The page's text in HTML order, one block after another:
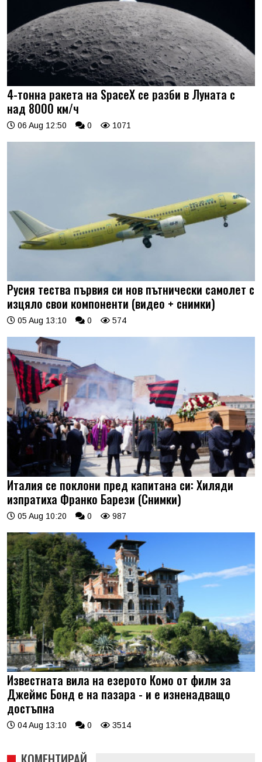
4-тонна ракета на SpaceX се разби в Луната с
над 8000 км/ч
06 Aug 12:50 0 1071
Русия тества първия си нов пътнически самолет с
изцяло свои компоненти (видео + снимки)
05 Aug 13:10 0 574
Италия се поклони пред капитана си: Хиляди
изпратиха Франко Барези (Снимки)
05 Aug 10:20 0 987
Известната вила на езерото Комо от филм за
Джеймс Бонд е на пазара - и е изненадващо
достъпна
04 Aug 13:10 0 3514